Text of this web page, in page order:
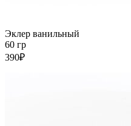
Эклер ванильный
60 гр
390₽